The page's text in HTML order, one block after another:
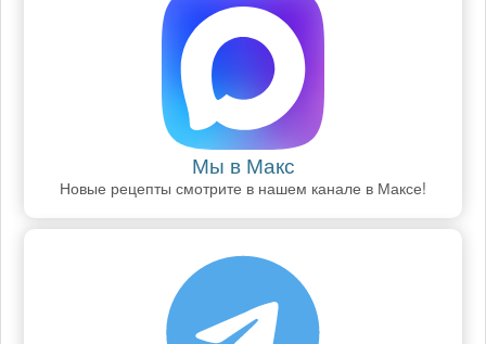
Мы в Макс
Новые рецепты смотрите в нашем канале в Максе!